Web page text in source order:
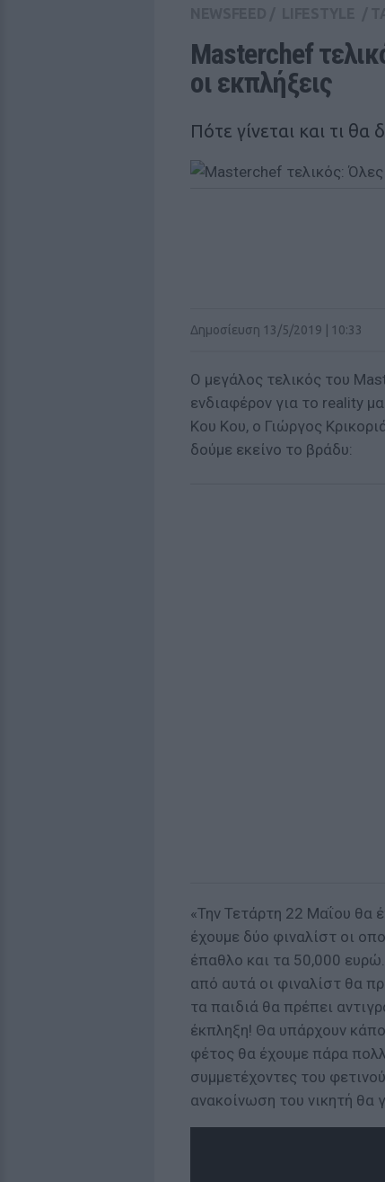
Masterchef
οι εκπλήξεις
Πότε γίνεται και τι
Δημοσίευση 13/5/2019 | 10:33
Ο μεγάλος τελικός του
ενδιαφέρον για το reality
Κου Κου, ο Γιώργος
δούμε εκείνο το βράδυ:
«Την Τετάρτη 22 Μαΐου θα
έχουμε δύο φιναλίστ οι
έπαθλο και τα 50,000
από αυτά οι φιναλίστ θα
τα παιδιά θα πρέπει
έκπληξη! Θα υπάρχουν
φέτος θα έχουμε πάρα
συμμετέχοντες του
ανακοίνωση του νικητή θα